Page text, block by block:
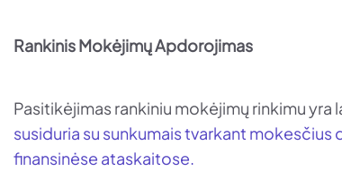
Rankinis Mokėjimų Apdorojimas
Pasitikėjimas rankiniu mokėjimų rinkimu
susiduria su sunkumais tvarkant
finansinėse ataskaitose.